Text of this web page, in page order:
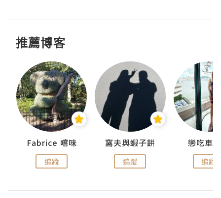
推薦博客
Fabrice 嚐味
追蹤
窩夫與蝦子餅
追蹤
戀吃車
追蹤